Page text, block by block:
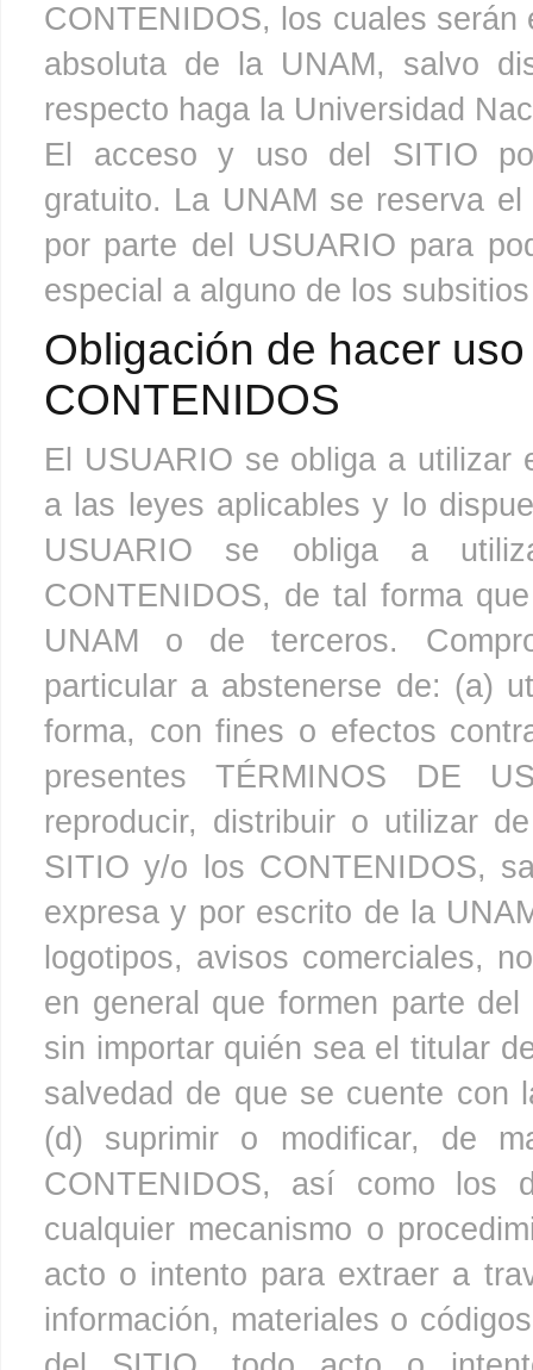
CONTENIDOS, los cuales
absoluta de la UNAM, salvo
respecto haga la Universidad
El acceso y uso del SITIO
gratuito. La UNAM se reserva
por parte del USUARIO para
especial a alguno de los
Obligación de hacer
CONTENIDOS
El USUARIO se obliga a utilizar
a las leyes aplicables y lo
USUARIO se obliga a
CONTENIDOS, de tal forma
UNAM o de terceros.
particular a abstenerse de: (a)
forma, con fines o efectos
presentes TÉRMINOS DE
reproducir, distribuir o utilizar
SITIO y/o los CONTENIDOS,
expresa y por escrito de la
logotipos, avisos comerciales,
en general que formen parte
sin importar quién sea el titular
salvedad de que se cuente con
(d) suprimir o modificar, de
CONTENIDOS, así como los
cualquier mecanismo o
acto o intento para extraer a
información, materiales o